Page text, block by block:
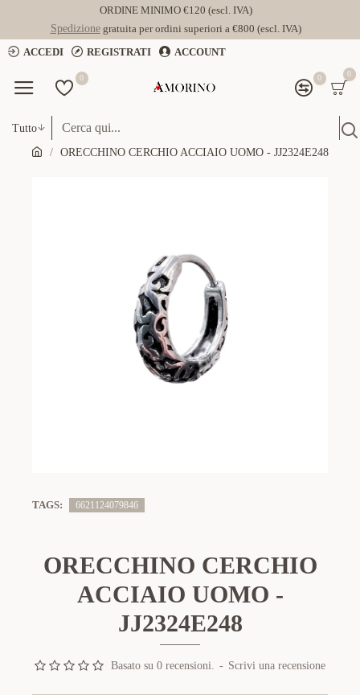
ORDINE MINIMO €120 (escl. IVA)
Spedizionegratuita per ordini superiori a €800 (escl. IVA)
ACCEDI
REGISTRATI ACCOUNT
0 0 0
Tutto
ORECCHINO CERCHIO ACCIAIO UOMO - JJ2324E248
TAGS: 6621124079846
ORECCHINO CERCHIO
ACCIAIO UOMO -
JJ2324E248
Basato su 0 recensioni. - Scrivi una recensione